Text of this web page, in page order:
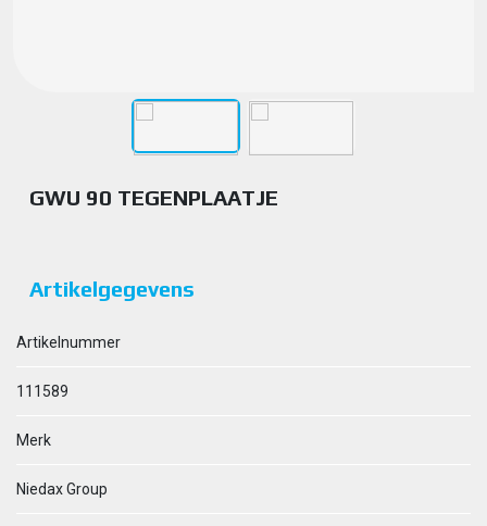
GWU 90 TEGENPLAATJE
Artikelgegevens
Artikelnummer
111589
Merk
Niedax Group